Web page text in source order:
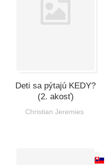
Deti sa pýtajú KEDY?
(2. akosť)
Christian Jeremies